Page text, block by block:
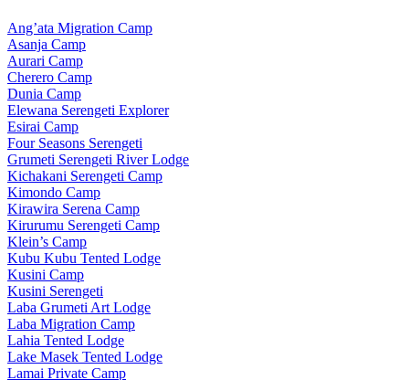
Ang’ata Migration Camp
Asanja Camp
Aurari Camp
Cherero Camp
Dunia Camp
Elewana Serengeti Explorer
Esirai Camp
Four Seasons Serengeti
Grumeti Serengeti River Lodge
Kichakani Serengeti Camp
Kimondo Camp
Kirawira Serena Camp
Kirurumu Serengeti Camp
Klein’s Camp
Kubu Kubu Tented Lodge
Kusini Camp
Kusini Serengeti
Laba Grumeti Art Lodge
Laba Migration Camp
Lahia Tented Lodge
Lake Masek Tented Lodge
Lamai Private Camp